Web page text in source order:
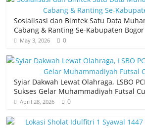
Sosialisasi dan Bimtek Satu Data
Cabang & Ranting Se-Kabupaten Bogor
May 3, 2026 0
Syiar Dakwah Lewat Olahraga, LSBO
Sukses Gelar Muhammadiyah Futsal
April 28, 2026 0